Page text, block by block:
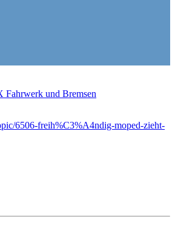
Fahrwerk und Bremsen
6506-freih%C3%A4ndig-moped-zieht-